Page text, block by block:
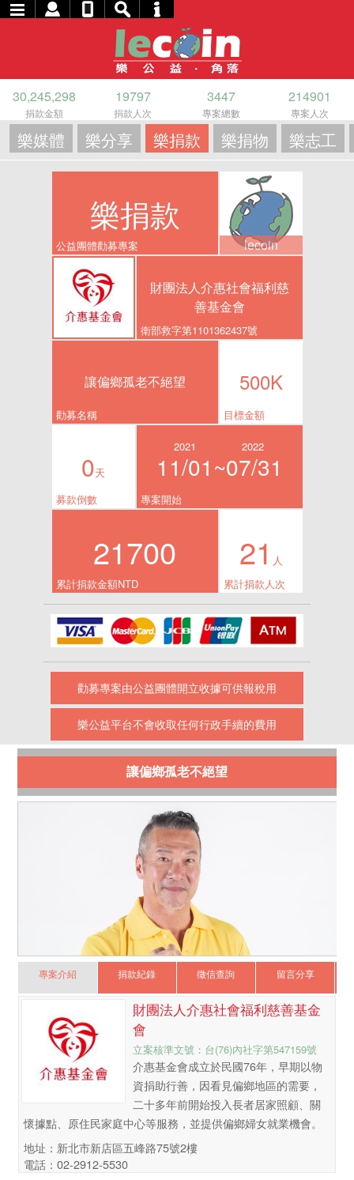
30,245,298
捐款金額
19797
捐款人次
3447
專案總數
214901
專案人次
樂媒體 樂分享 樂捐款 樂捐物 樂志工
樂捐款
公益團體勸募專案 lecoin
財團法人介惠社會福利慈
善基金會
衛部救字第1101362437號
讓偏鄉孤老不絕望
勸募名稱
500K
目標金額
0天
募款倒數
2021
11/01~
2022
07/31
專案開始
21700
累計捐款金額NTD
21 人
累計捐款人次
勸募專案由公益團體開立收據可供報稅用
樂公益平台不會收取任何行政手續的費用
讓偏鄉孤老不絕望
專案介紹 捐款紀錄 徵信查詢 留言分享
財團法人介惠社會福利慈善基金
會
立案核準文號：台(76)內社字第547159號
介惠基金會成立於民國76年，早期以物
資捐助行善，因看見偏鄉地區的需要，
二十多年前開始投入長者居家照顧、關
懷據點、原住民家庭中心等服務，並提供偏鄉婦女就業機會。
地址：新北市新店區五峰路75號2樓
電話：02-2912-5530